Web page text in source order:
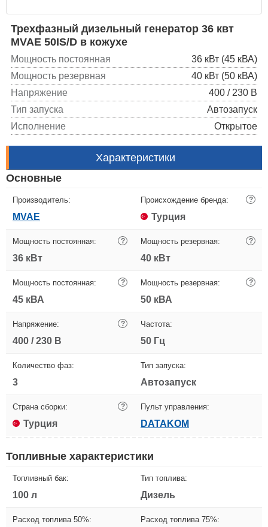
Трехфазный дизельный генератор 36 квт
MVAE 50IS/D в кожухе
Мощность постоянная
36 кВт (45 кВА)
Мощность резервная
40 кВт (50 кВА)
Напряжение
400 / 230 В
Тип запуска
Автозапуск
Исполнение
Открытое
Характеристики
Основные
Производитель:
MVAE
Происхождение бренда: ?
Турция
Мощность постоянная: ?
36 кВт
Мощность резервная: ?
40 кВт
Мощность постоянная: ?
45 кВА
Мощность резервная: ?
50 кВА
Напряжение: ?
400 / 230 В
Частота:
50 Гц
Количество фаз:
3
Тип запуска:
Автозапуск
Страна сборки: ?
Турция
Пульт управления:
DATAKOM
Топливные характеристики
Топливный бак:
100 л
Тип топлива:
Дизель
Расход топлива 50%: Расход топлива 75%: